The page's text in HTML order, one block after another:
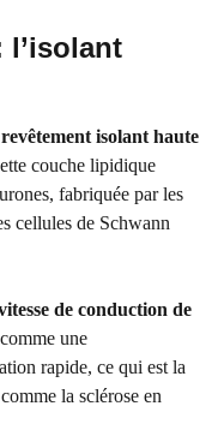
l’isolant
isolant haute
couche lipidique
fabriquée par les
cellules de Schwann
de conduction de
une
rapide, ce qui est la
la sclérose en